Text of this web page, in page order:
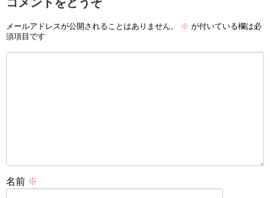
メールアドレスが公開されることはありません。 ※ が付いている欄は必
須項目です
名前 ※